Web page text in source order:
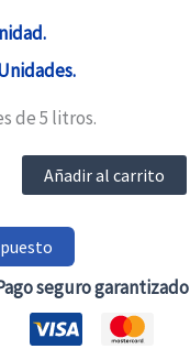
de 5 litros.
Añadir al carrito
seguro garantizado